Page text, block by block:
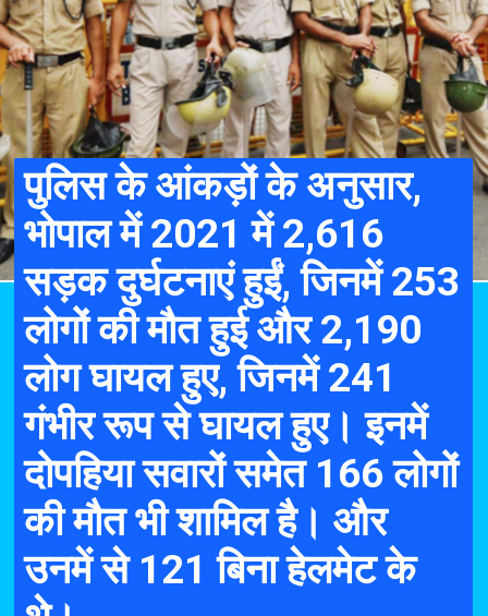
पुलिस के आंकड़ों के अनुसार,
भोपाल में 2021 में 2,616
सड़क दुर्घटनाएं हुईं, जिनमें 253
लोगों की मौत हुई और 2,190
लोग घायल हुए, जिनमें 241
गंभीर रूप से घायल हुए। इनमें
दोपहिया सवारों समेत 166 लोगों
की मौत भी शामिल है। और
उनमें से 121 बिना हेलमेट के